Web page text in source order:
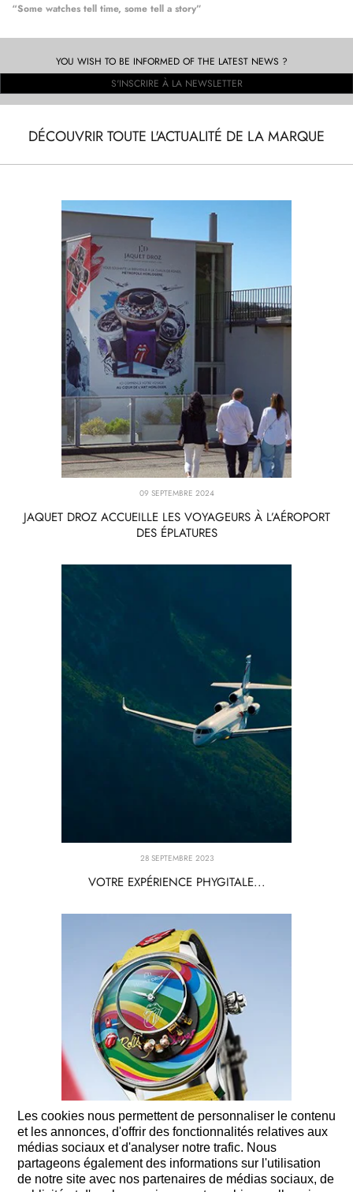
Les cookies nous permettent de personnaliser le contenu
et les annonces, d'offrir des fonctionnalités relatives aux
médias sociaux et d'analyser notre trafic. Nous
partageons également des informations sur l'utilisation
de notre site avec nos partenaires de médias sociaux, de
“Some watches tell time, some tell a story”
YOU WISH TO BE INFORMED OF THE LATEST NEWS ?
S'INSCRIRE À LA NEWSLETTER
DÉCOUVRIR TOUTE L'ACTUALITÉ DE LA MARQUE
09 SEPTEMBRE 2024
JAQUET DROZ ACCUEILLE LES VOYAGEURS À L’AÉROPORT
DES ÉPLATURES
28 SEPTEMBRE 2023
VOTRE EXPÉRIENCE PHYGITALE...